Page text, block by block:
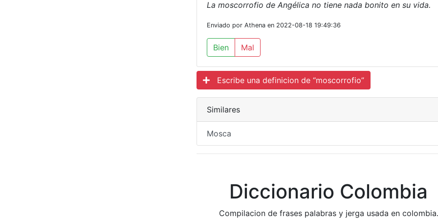
La moscorrofio de Angélica no tiene nada bonito en su vida.
Enviado por Athena en 2022-08-18 19:49:36
Bien Mal
Escribe una definicion de “moscorrofio”
Similares
Mosca
Diccionario Colombia
Compilacion de frases palabras y jerga usada en colombia.